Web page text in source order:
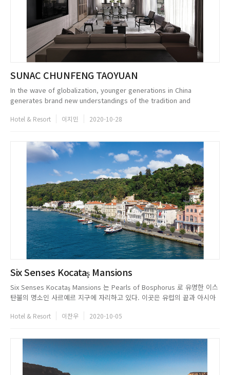
SUNAC CHUNFENG TAOYUAN
In the wave of globalization, younger generations in China
generates brand new understandings of the tradition and
coexistence of the co...
Hotel & Resort 이지민 2020-10-28
Six Senses Kocataş Mansions
Six Senses Kocataş Mansions 는 Pearls of Bosphorus 로 유명한 이스
탄불의 명소인 사르예르 지구에 자리하고 있다. 이곳은 유럽의 끝과 아시아
에 대한 재창조의 결과물이다. 말하자면, 이는 단지 새롭고 멋진 건물을 만들
Hotel & Resort 이찬우 2020-10-05